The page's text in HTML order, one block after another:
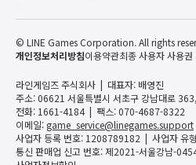
© LINE Games Corporation. All rights
개인정보처리방침이용약관최종 사용자 사용권
라인게임즈 주식회사
대표자: 배영진
주소: 06621 서울특별시 서초구 강남대로
전화: 1661-4184
팩스: 070-4687-8322
이메일: game_service@linegames.support
사업자 등록 번호: 1208789182
사업자 유
통신 판매업 신고 번호: 제2021-서울강남-